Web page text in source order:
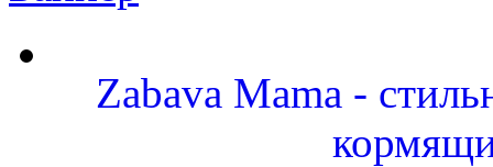
Zabava Mama -